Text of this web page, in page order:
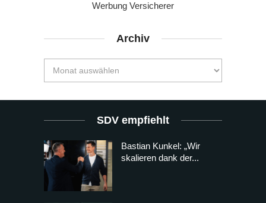
Werbung Versicherer
Archiv
SDV empfiehlt
Bastian Kunkel: „Wir
skalieren dank der...